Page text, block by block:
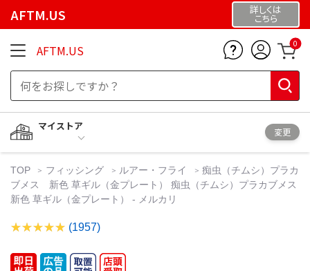
AFTM.US 詳しくは
こちら
AFTM.US 0
マイストア
変更
TOP フィッシング ルアー・フライ
痴虫（チムシ）プラカ
ブメス 新色 草ギル（金プレート） 痴虫（チムシ）プラカブメス
新色 草ギル（金プレート） - メルカリ
(1957)